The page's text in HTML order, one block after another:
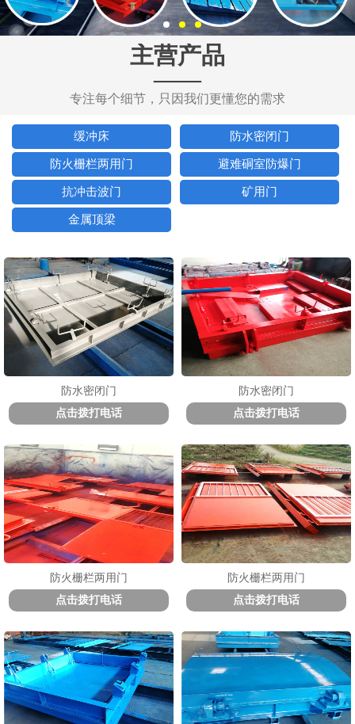
主营产品
——
专注每个细节，只因我们更懂您的需求
缓冲床 防水密闭门
防火栅栏两用门 避难硐室防爆门
抗冲击波门 矿用门
金属顶梁
防水密闭门
点击拨打电话
防水密闭门
点击拨打电话
防火栅栏两用门
点击拨打电话
防火栅栏两用门
点击拨打电话